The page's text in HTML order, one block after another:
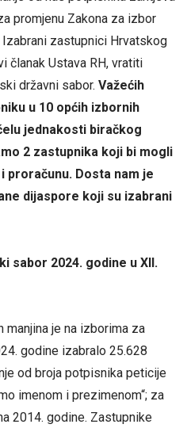
promjenu Zakona za izbor
zastupnici Hrvatskog
članak Ustava RH, vratiti
državni sabor. Važećih
u 10 općih izbornih
jednakosti biračkog
2 zastupnika koji bi mogli
proračunu. Dosta nam je
dijaspore koji su izabrani
sabor 2024. godine u XII.
manjina je na izborima za
godine izabralo 25.628
od broja potpisnika peticije
imenom i prezimenom“; za
2014. godine. Zastupnike